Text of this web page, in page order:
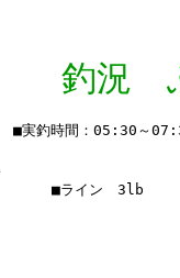
釣況
　■実釣時間：05:30～
　　■ライン　3lb